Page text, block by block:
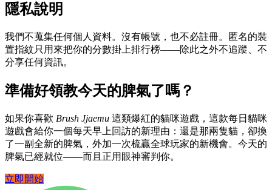
隱私說明
我們不蒐集任何個人資料。沒有帳號，也不必註冊。匿名的裝
置指紋只用來把你的分數掛上排行榜——除此之外不追蹤、不
分享任何資訊。
準備好領教今天的脾氣了嗎？
如果你喜歡 Brush Jjaemu 這類爆紅的貓咪遊戲，這款每日貓咪
遊戲會給你一個每天早上回訪的新理由：還是那兩隻貓，卻換
了一副全新的脾氣，外加一次梳贏全球玩家的新機會。今天的
脾氣已經就位——而且正用眼神審判你。
立即開始